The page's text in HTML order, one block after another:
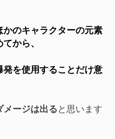
かのキャラクターの元素
から、
を使用することだけ意
メージは出る と思います